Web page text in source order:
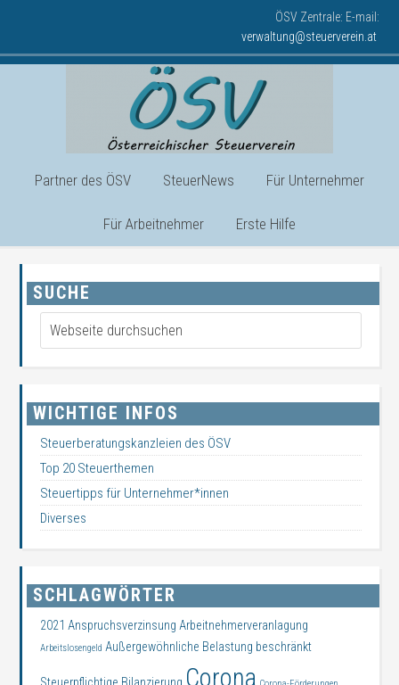
ÖSV Zentrale: E-mail:
verwaltung@steuerverein.at
Partner des ÖSV SteuerNews Für Unternehmer
Für Arbeitnehmer Erste Hilfe
SUCHE
WICHTIGE INFOS
Steuerberatungskanzleien des ÖSV
Top 20 Steuerthemen
Steuertipps für Unternehmer*innen
Diverses
SCHLAGWÖRTER
2021 Anspruchsverzinsung Arbeitnehmerveranlagung
Arbeitslosengeld Außergewöhnliche Belastung beschränkt
Corona